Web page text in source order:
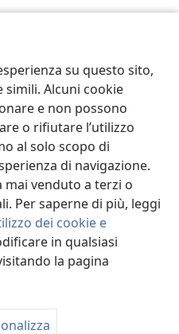
su questo sito,
simili. Alcuni cookie
e non possono
o rifiutare l’utilizzo
al solo scopo di
di navigazione.
mai venduto a terzi o
Per saperne di più, leggi
dei cookie e
in qualsiasi
la pagina
and Tract Society of
SULLA PRIVACY